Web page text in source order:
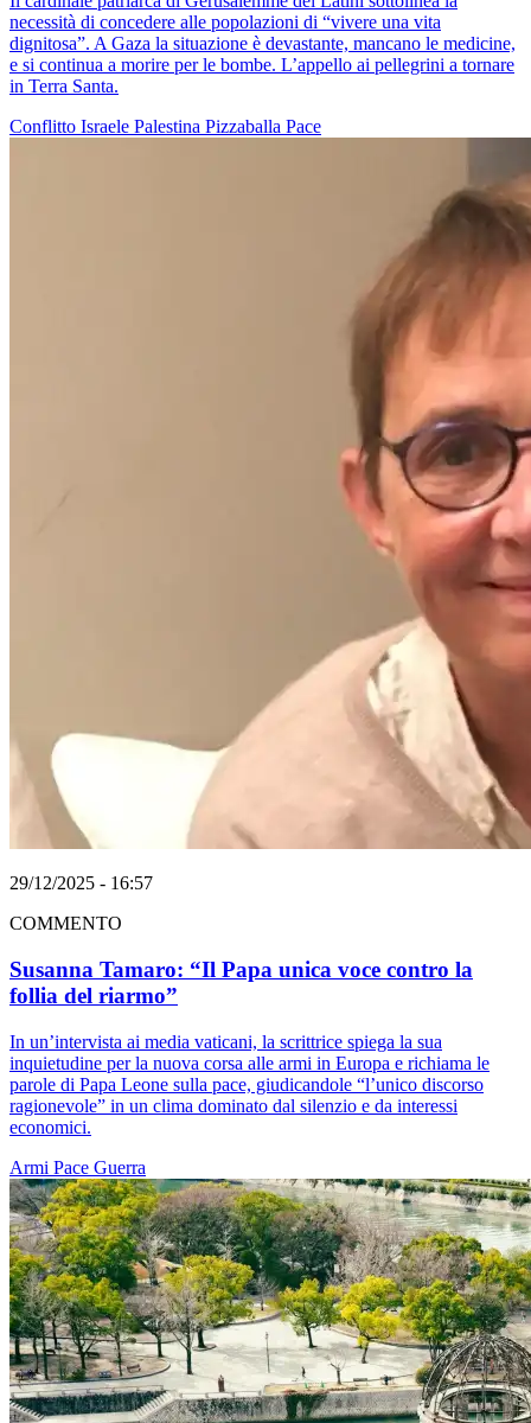
necessità di concedere alle popolazioni di “vivere una vita
dignitosa”. A Gaza la situazione è devastante, mancano le medicine,
e si continua a morire per le bombe. L’appello ai pellegrini a tornare
in Terra Santa.
Conflitto Israele Palestina Pizzaballa Pace
29/12/2025 - 16:57
COMMENTO
Susanna Tamaro: “Il Papa unica voce contro la
follia del riarmo”
In un’intervista ai media vaticani, la scrittrice spiega la sua
inquietudine per la nuova corsa alle armi in Europa e richiama le
parole di Papa Leone sulla pace, giudicandole “l’unico discorso
ragionevole” in un clima dominato dal silenzio e da interessi
economici.
Armi Pace Guerra